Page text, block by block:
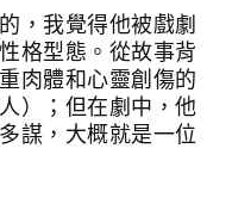
搜尋
，我覺得他被戲劇
格型態。從故事背
肉體和心靈創傷的
）；但在劇中，他
謀，大概就是一位